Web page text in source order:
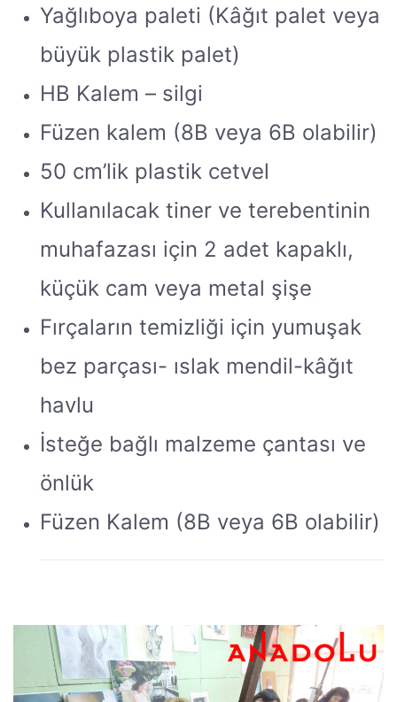
Yağlıboya paleti (Kâğıt palet veya
büyük plastik palet)
HB Kalem – silgi
Füzen kalem (8B veya 6B olabilir)
50 cm’lik plastik cetvel
Kullanılacak tiner ve terebentinin
muhafazası için 2 adet kapaklı,
küçük cam veya metal şişe
Fırçaların temizliği için yumuşak
bez parçası- ıslak mendil-kâğıt
havlu
İsteğe bağlı malzeme çantası ve
önlük
Füzen Kalem (8B veya 6B olabilir)